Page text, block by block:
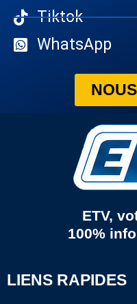
Tiktok
WhatsApp
ETV,
100%
LIENS RAPIDES